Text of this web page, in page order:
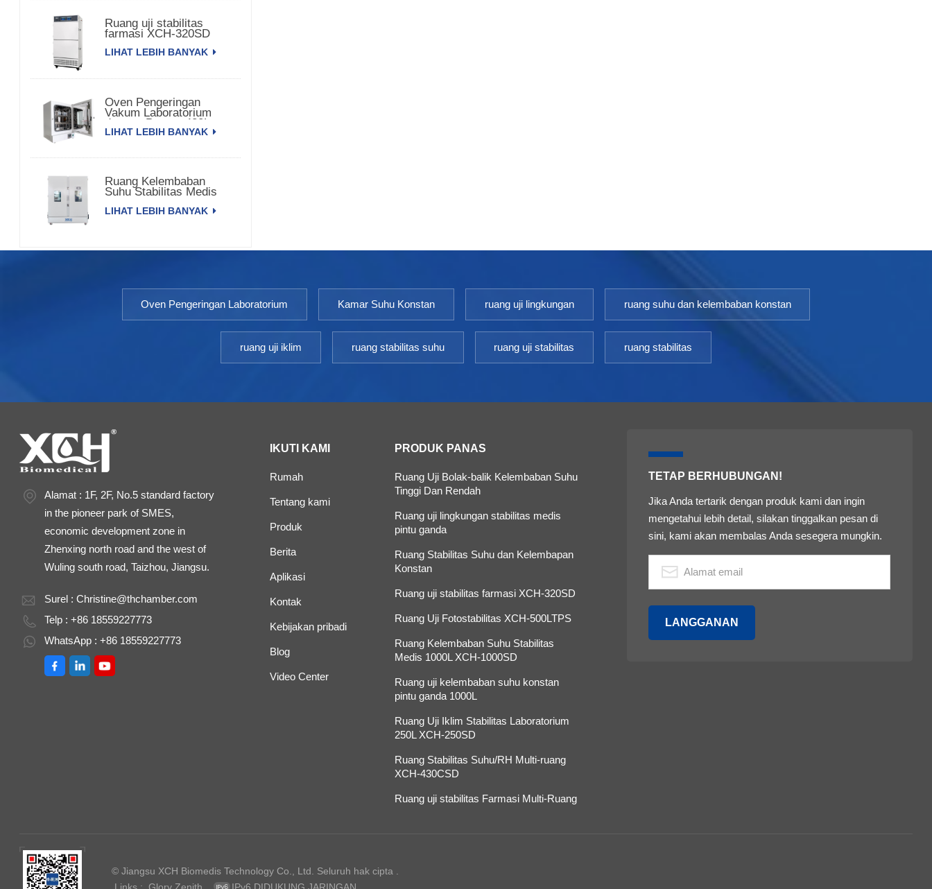
Ruang uji stabilitas
farmasi XCH-320SD
LIHAT LEBIH BANYAK
Oven Pengeringan
Vakum Laboratorium
dengan Pompa 420L
LIHAT LEBIH BANYAK
Ruang Kelembaban
Suhu Stabilitas Medis
LIHAT LEBIH BANYAK
Oven Pengeringan Laboratorium Kamar Suhu Konstan ruang uji lingkungan ruang suhu dan kelembaban konstan
ruang uji iklim ruang stabilitas suhu ruang uji stabilitas ruang stabilitas
Alamat : 1F, 2F, No.5 standard factory
in the pioneer park of SMES,
economic development zone in
Zhenxing north road and the west of
Wuling south road, Taizhou, Jiangsu.
Surel :Christine@thchamber.com
Telp : +86 18559227773
WhatsApp : +86 18559227773
IKUTI KAMI
Rumah
Tentang kami
Produk
Berita
Aplikasi
Kontak
Kebijakan pribadi
Blog
Video Center
PRODUK PANAS
Ruang Uji Bolak-balik Kelembaban Suhu
Tinggi Dan Rendah
Ruang uji lingkungan stabilitas medis
pintu ganda
Ruang Stabilitas Suhu dan Kelembapan
Konstan
Ruang uji stabilitas farmasi XCH-320SD
Ruang Uji Fotostabilitas XCH-500LTPS
Ruang Kelembaban Suhu Stabilitas
Medis 1000L XCH-1000SD
Ruang uji kelembaban suhu konstan
pintu ganda 1000L
Ruang Uji Iklim Stabilitas Laboratorium
250L XCH-250SD
Ruang Stabilitas Suhu/RH Multi-ruang
XCH-430CSD
Ruang uji stabilitas Farmasi Multi-Ruang
TETAP BERHUBUNGAN!
Jika Anda tertarik dengan produk kami dan ingin
mengetahui lebih detail, silakan tinggalkan pesan di
sini, kami akan membalas Anda sesegera mungkin.
© Jiangsu XCH Biomedis Technology Co., Ltd. Seluruh hak cipta .